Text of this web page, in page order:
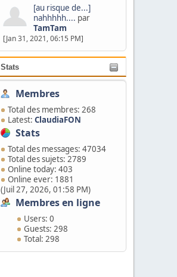
[au risque de...]
nahhhhh.... par
TamTam
[Jan 31, 2021, 06:15 PM]
Stats
Membres
Total des membres: 268
Latest: ClaudiaFON
Stats
Total des messages: 47034
Total des sujets: 2789
Online today: 403
Online ever: 1881
(Juil 27, 2026, 01:58 PM)
Membres en ligne
Users: 0
Guests: 298
Total: 298